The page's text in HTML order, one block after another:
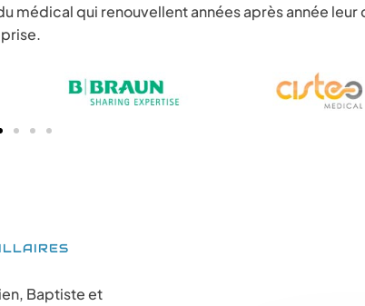
médical qui renouvellent années après année leur
Baptiste et